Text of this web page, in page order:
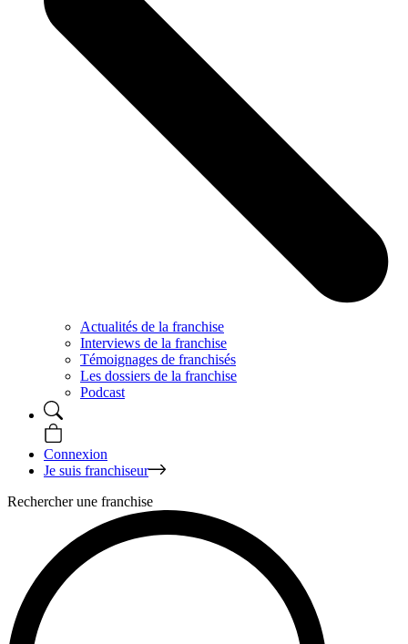
Actualités de la franchise
Interviews de la franchise
Témoignages de franchisés
Les dossiers de la franchise
Podcast
Connexion
Je suis franchiseur
Rechercher une franchise